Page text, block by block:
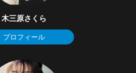
木三原さくら
プロフィール